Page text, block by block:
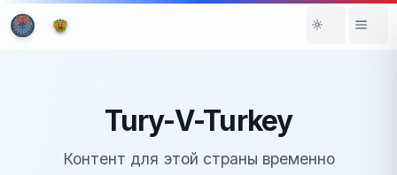
Tury-V-Turkey
Контент для этой страны временно